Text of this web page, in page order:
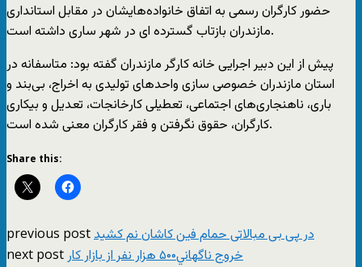
حضور کارگران رسمی به اتفاق خانواده‌هایشان در مقابل استانداری
مازندران بازتاب گسترده ای در شهر ساری داشته است.
پیش از این دبیر اجرایی خانه کارگر مازندران گفته بود: متاسفانه در
استان مازندران خصوصی سازی واحد‌های تولیدی به اخراج، بی‌بند و
باری، ناهنجاری‌های اجتماعی، تعطیلی کارخانجات، تعدیل و بیکاری
کارگران، حقوق نگرفتن و فقر کارگران معنی شده است.
Share this:
previous postدر پی بی مبالاتی حمام فین کاشان نم کشید
next post خروج ناگهاني۵۰۰ هزار نفر از بازار کار